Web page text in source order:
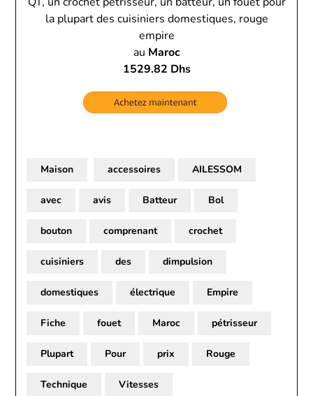
la plupart des cuisiniers domestiques, rouge
empire
au Maroc
1529.82 Dhs
Maison accessoires AILESSOM
avec avis Batteur Bol
bouton comprenant crochet
cuisiniers des dimpulsion
domestiques électrique Empire
Fiche fouet Maroc pétrisseur
Plupart Pour prix Rouge
Technique Vitesses